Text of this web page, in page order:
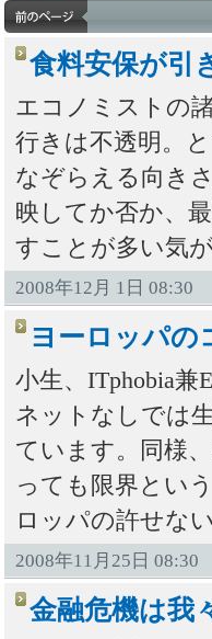
食料安保が引
エコノミストの
行きは不透明。
なぞらえる向き
映してか否か、
すことが多い気が
2008年12月 1日 08:30
ヨーロッパの
小生、ITphobia
ネットなしでは
ています。同様
っても限界とい
ロッパの許せな
2008年11月25日 08:30
金融危機は我